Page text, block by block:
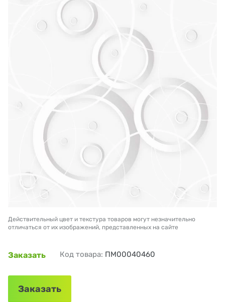
Действительный цвет и текстура товаров могут незначительно
отличаться от их изображений, представленных на сайте
Заказать Код товара: ПМ00040460
Заказать